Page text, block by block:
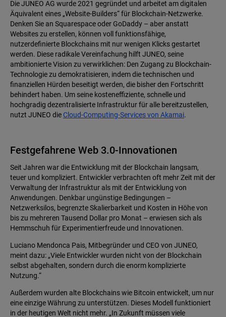
Die JUNEO AG wurde 2021 gegründet und arbeitet am digitalen
Äquivalent eines „Website-Builders“ für Blockchain-Netzwerke.
Denken Sie an Squarespace oder GoDaddy – aber anstatt
Websites zu erstellen, können voll funktionsfähige,
nutzerdefinierte Blockchains mit nur wenigen Klicks gestartet
werden. Diese radikale Vereinfachung hilft JUNEO, seine
ambitionierte Vision zu verwirklichen: Den Zugang zu Blockchain-
Technologie zu demokratisieren, indem die technischen und
finanziellen Hürden beseitigt werden, die bisher den Fortschritt
behindert haben. Um seine kosteneffiziente, schnelle und
hochgradig dezentralisierte Infrastruktur für alle bereitzustellen,
nutzt JUNEO die Cloud-Computing-Services von Akamai.
Festgefahrene Web 3.0-Innovationen
Seit Jahren war die Entwicklung mit der Blockchain langsam,
teuer und kompliziert. Entwickler verbrachten oft mehr Zeit mit der
Verwaltung der Infrastruktur als mit der Entwicklung von
Anwendungen. Denkbar ungünstige Bedingungen –
Netzwerksilos, begrenzte Skalierbarkeit und Kosten in Höhe von
bis zu mehreren Tausend Dollar pro Monat – erwiesen sich als
Hemmschuh für Experimentierfreude und Innovationen.
Luciano Mendonca Pais, Mitbegründer und CEO von JUNEO,
meint dazu: „Viele Entwickler wurden nicht von der Blockchain
selbst abgehalten, sondern durch die enorm komplizierte
Nutzung.“
Außerdem wurden alte Blockchains wie Bitcoin entwickelt, um nur
eine einzige Währung zu unterstützen. Dieses Modell funktioniert
in der heutigen Welt nicht mehr. „In Zukunft müssen viele